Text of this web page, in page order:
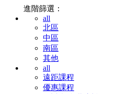
進階篩選：
all
北區
中區
南區
其他
all
遠距課程
優惠課程